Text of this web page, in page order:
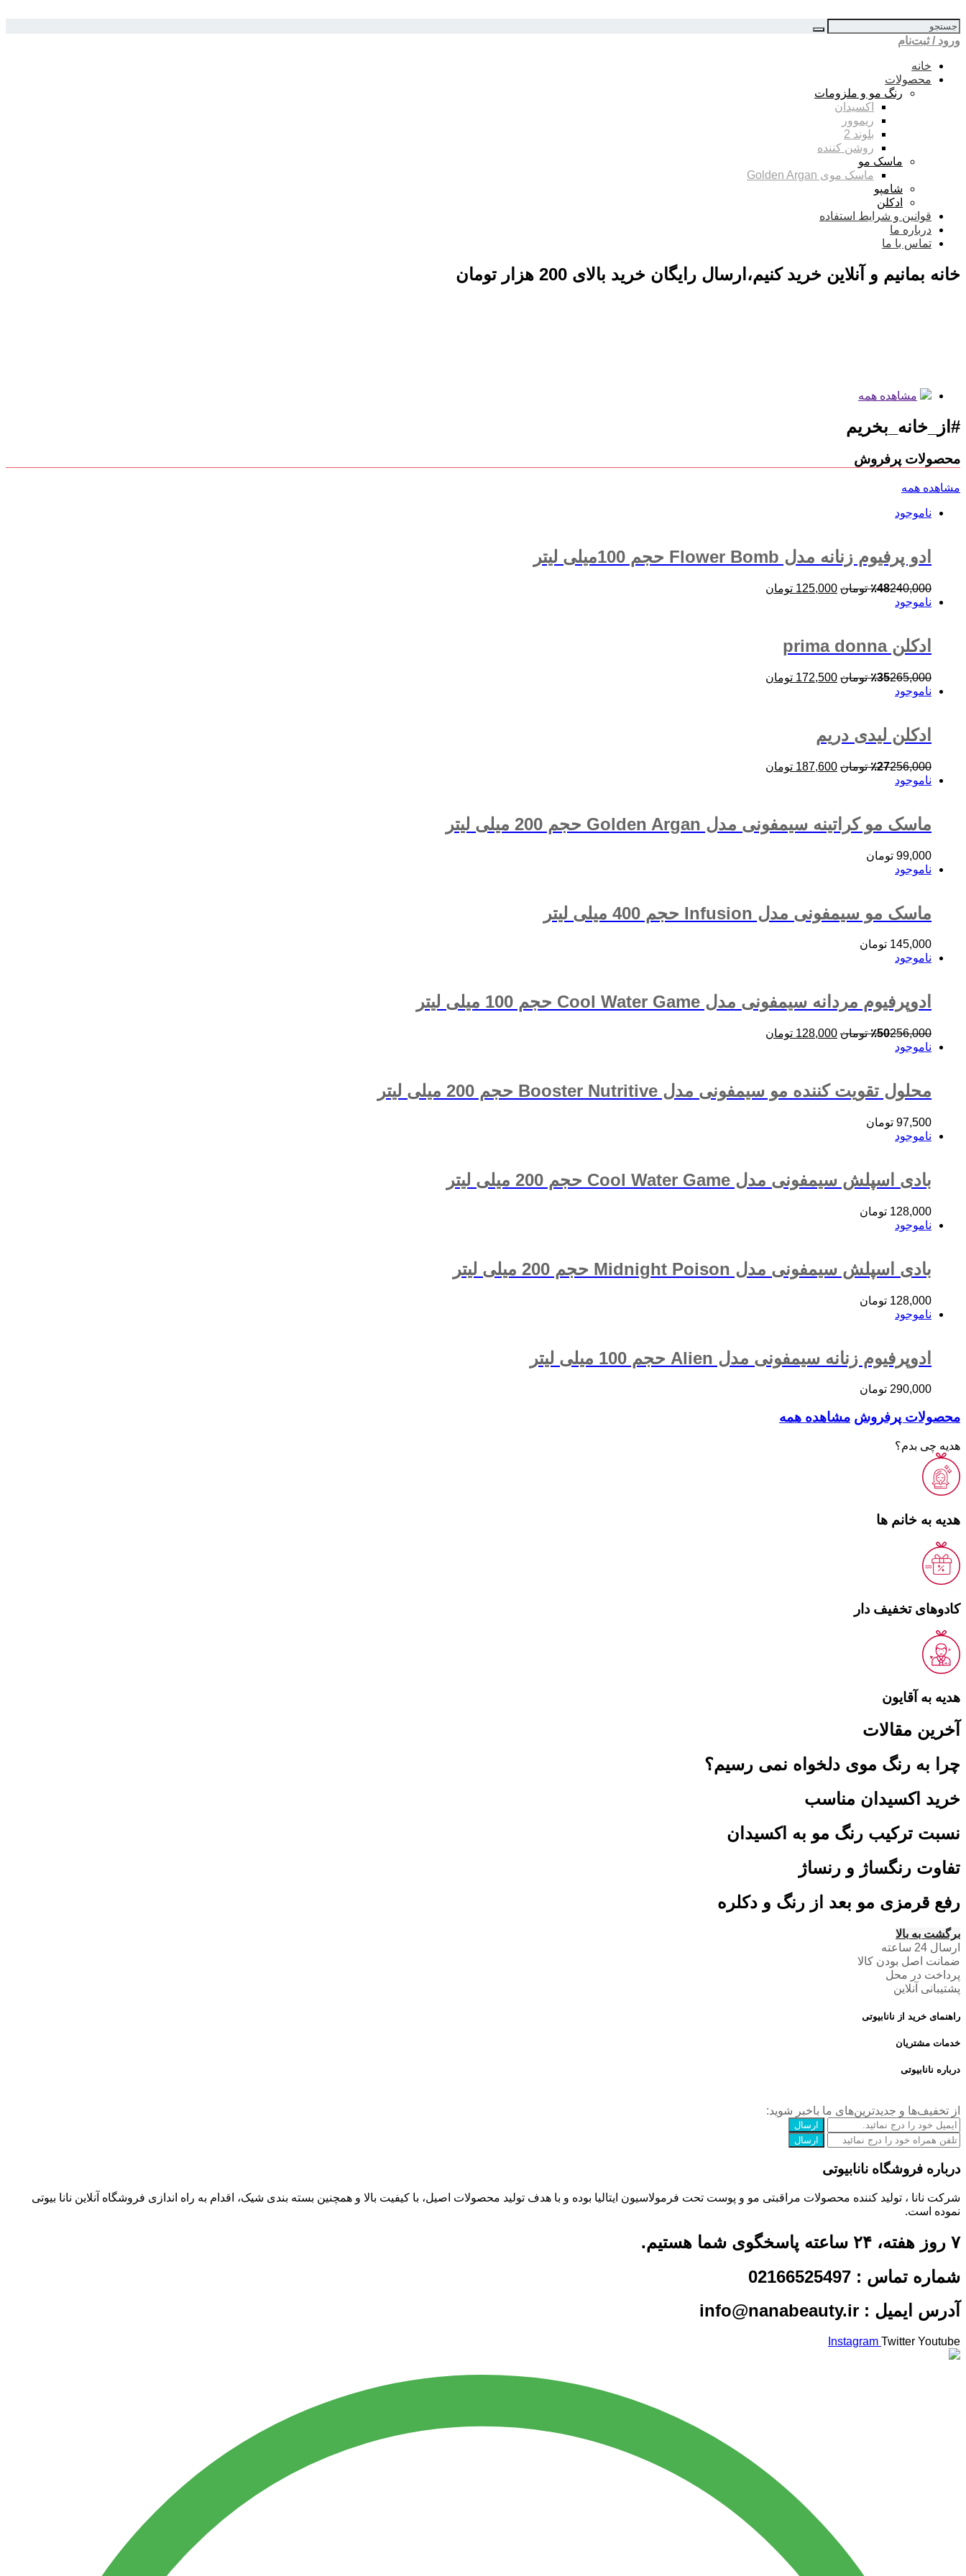
ورود / ثبت‌نام
خانه
محصولات
رنگ مو و ملزومات
اکسیدان
ریموور
بلوند 2
روشن کننده
ماسک مو
ماسک موی Golden Argan
شامپو
ادکلن
قوانین و شرایط استفاده
درباره ما
تماس با ما
خانه بمانیم و آنلاین خرید کنیم،ارسال رایگان خرید بالای 200 هزار تومان
مشاهده همه
#از_خانه_بخریم
محصولات پرفروش
مشاهده همه
ناموجود
ادو پرفیوم زنانه مدل Flower Bomb حجم 100میلی لیتر
٪48240,000 تومان 125,000 تومان
ناموجود
ادکلن prima donna
٪35265,000 تومان 172,500 تومان
ناموجود
ادکلن لیدی دریم
٪27256,000 تومان 187,600 تومان
ناموجود
ماسک مو کراتینه سیمفونی مدل Golden Argan حجم 200 میلی لیتر
99,000 تومان
ناموجود
ماسک مو سیمفونی مدل Infusion حجم 400 میلی لیتر
145,000 تومان
ناموجود
ادوپرفیوم مردانه سیمفونی مدل Cool Water Game حجم 100 میلی لیتر
٪50256,000 تومان 128,000 تومان
ناموجود
محلول تقویت کننده مو سیمفونی مدل Booster Nutritive حجم 200 میلی لیتر
97,500 تومان
ناموجود
بادی اسپلش سیمفونی مدل Cool Water Game حجم 200 میلی لیتر
128,000 تومان
ناموجود
بادی اسپلش سیمفونی مدل Midnight Poison حجم 200 میلی لیتر
128,000 تومان
ناموجود
ادوپرفیوم زنانه سیمفونی مدل Alien حجم 100 میلی لیتر
290,000 تومان
محصولات پرفروش مشاهده همه
هدیه چی بدم؟
هدیه به خانم ها
کادوهای تخفیف دار
هدیه به آقایون
آخرین مقالات
چرا به رنگ موی دلخواه نمی رسیم؟
خرید اکسیدان مناسب
نسبت ترکیب رنگ مو به اکسیدان
تفاوت رنگساژ و رنساژ
رفع قرمزی مو بعد از رنگ و دکلره
برگشت به بالا
ارسال 24 ساعته
ضمانت اصل بودن کالا
پرداخت در محل
پشتیبانی آنلاین
راهنمای خرید از نانابیوتی
خدمات مشتریان
درباره نانابیوتی
از تخفیف‌ها و جدیدترین‌های ما‌ باخبر شوید:
ارسال
ارسال
درباره فروشگاه نانابیوتی
شرکت نانا ، تولید کننده محصولات مراقبتی مو و پوست تحت فرمولاسیون ایتالیا بوده و با هدف تولید محصولات اصیل، با کیفیت بالا و همچنین بسته بندی شیک، اقدام به راه اندازی فروشگاه آنلاین نانا بیوتی
نموده است.
۷ روز هفته، ۲۴ ساعته پاسخگوی شما هستیم.​
شماره تماس : 02166525497
آدرس ایمیل : info@nanabeauty.ir
Instagram Twitter Youtube